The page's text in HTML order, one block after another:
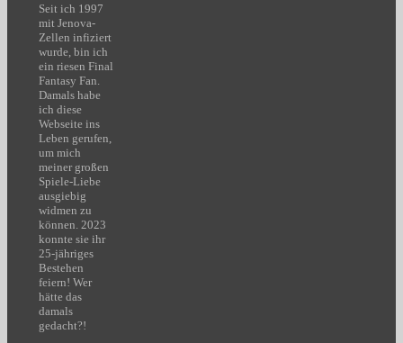
Seit ich 1997
mit Jenova-
Zellen infiziert
wurde, bin ich
ein riesen Final
Fantasy Fan.
Damals habe
ich diese
Webseite ins
Leben gerufen,
um mich
meiner großen
Spiele-Liebe
ausgiebig
widmen zu
können. 2023
konnte sie ihr
25-jähriges
Bestehen
feiern! Wer
hätte das
damals
gedacht?!